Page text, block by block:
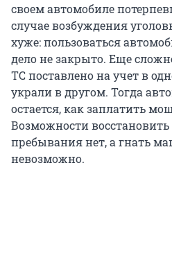
своем автомобиле
случае возбуждения
хуже: пользоваться
дело не закрыто. Еще
ТС поставлено на учет в
украли в другом. Тогда
остается, как заплатить
Возможности
пребывания нет, а гнать
невозможно.